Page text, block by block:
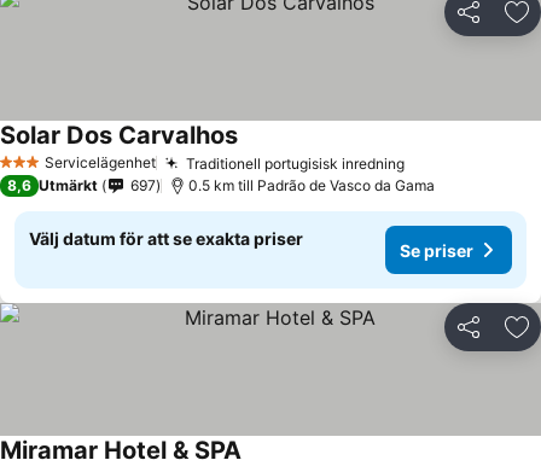
Dela
3 StjärnorServicelägenhet Traditionell portugisisk inredning
Solar Dos Carvalhos
8,6 Utmärkt 697 0.5 km till Padrão de Vasco da Gama
Välj datum för att se exakta priser
Se priser
Dela
Miramar Hotel & SPA